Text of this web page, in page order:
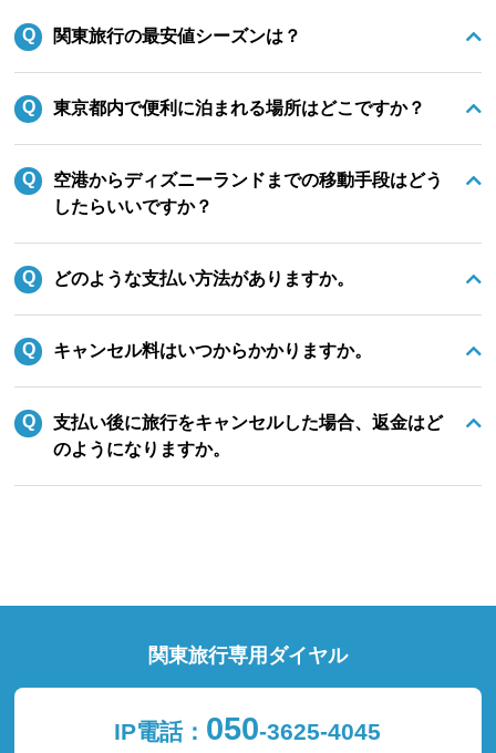
関東旅行の最安値シーズンは？
東京都内で便利に泊まれる場所はどこですか？
空港からディズニーランドまでの移動手段はどう
したらいいですか？
どのような支払い方法がありますか。
キャンセル料はいつからかかりますか。
支払い後に旅行をキャンセルした場合、返金はど
のようになりますか。
関東旅行専用ダイヤル
IP電話： 050-3625-4045